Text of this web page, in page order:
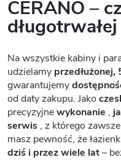
CERANO –
Na wszystkie kabiny i
udzielamy
gwarantujemy
od daty zakupu. Jako
precyzyjnewykonanie ,
serwis , z którego
masz pewność, że
dziś i przez wiele lat–